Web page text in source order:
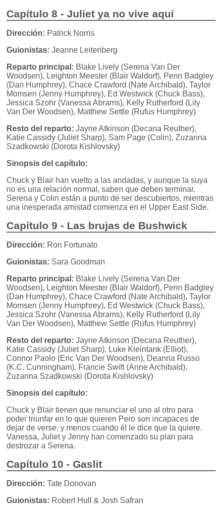
Capítulo 8 - Juliet ya no vive aquí
Dirección: Patrick Norris
Guionistas: Jeanne Leitenberg
Reparto principal: Blake Lively (Serena Van Der
Woodsen), Leighton Meester (Blair Waldorf), Penn Badgley
(Dan Humphrey), Chace Crawford (Nate Archibald), Taylor
Momsen (Jenny Humphrey), Ed Westwick (Chuck Bass),
Jessica Szohr (Vanessa Abrams), Kelly Rutherford (Lily
Van Der Woodsen), Matthew Settle (Rufus Humphrey)
Resto del reparto: Jayne Atkinson (Decana Reuther),
Katie Cassidy (Juliet Sharp), Sam Page (Colin), Zuzanna
Szadkowski (Dorota Kishlovsky)
Sinopsis del capítulo:
Chuck y Blair han vuelto a las andadas, y aunque la suya
no es una relación normal, saben que deben terminar.
Serena y Colin están a punto de ser descubiertos, mientras
una inesperada amistad comienza en el Upper East Side.
Capítulo 9 - Las brujas de Bushwick
Dirección: Ron Fortunato
Guionistas: Sara Goodman
Reparto principal: Blake Lively (Serena Van Der
Woodsen), Leighton Meester (Blair Waldorf), Penn Badgley
(Dan Humphrey), Chace Crawford (Nate Archibald), Taylor
Momsen (Jenny Humphrey), Ed Westwick (Chuck Bass),
Jessica Szohr (Vanessa Abrams), Kelly Rutherford (Lily
Van Der Woodsen), Matthew Settle (Rufus Humphrey)
Resto del reparto: Jayne Atkinson (Decana Reuther),
Katie Cassidy (Juliet Sharp), Luke Kleintank (Elliot),
Connor Paolo (Eric Van Der Woodsen), Deanna Russo
(K.C. Cunningham), Francie Swift (Anne Archibald),
Zuzanna Szadkowski (Dorota Kishlovsky)
Sinopsis del capítulo:
Chuck y Blair tienen que renunciar el uno al otro para
poder triunfar en lo que quieren Pero son incapaces de
dejar de verse, y menos cuando él le dice que la quiere.
Vanessa, Juliet y Jenny han comenzado su plan para
destrozar a Serena.
Capítulo 10 - Gaslit
Dirección: Tate Donovan
Guionistas: Robert Hull & Josh Safran